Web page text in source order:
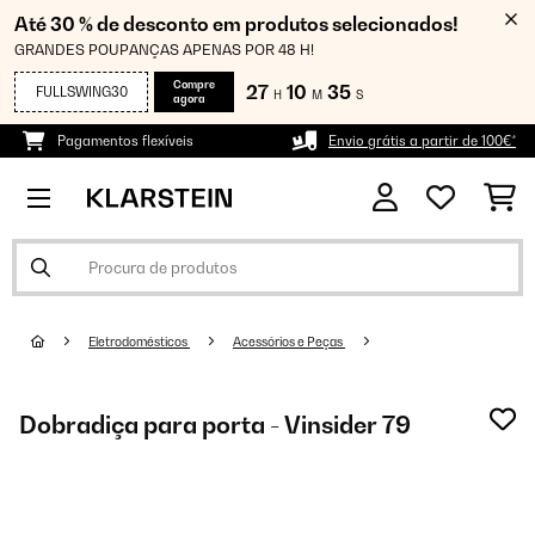
Até 30 % de desconto em produtos selecionados!
GRANDES POUPANÇAS APENAS POR 48 H!
FULLSWING30
Compre
agora
27 H 10 M 34 S
Pagamentos flexíveis Envio grátis a partir de 100€*
Eletrodomésticos Acessórios e Peças
Dobradiça para porta - Vinsider 79